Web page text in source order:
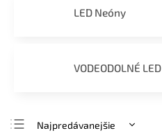
LED Neóny
VODEODOLNÉ LED
Najpredávanejšie